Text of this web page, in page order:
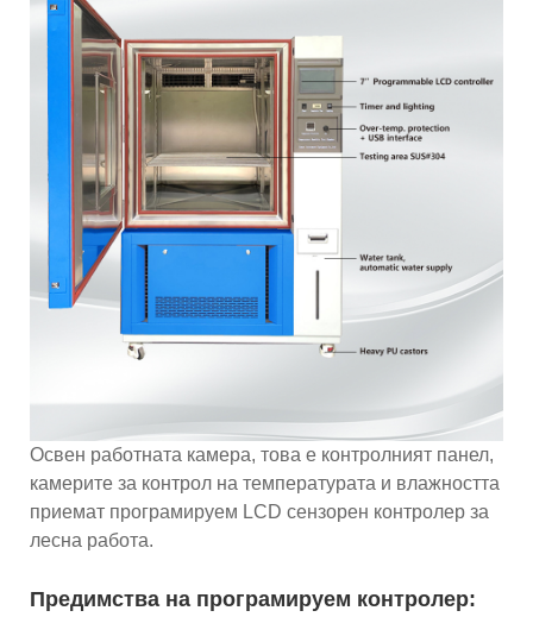
Освен работната камера, това е контролният панел,
камерите за контрол на температурата и влажността
приемат програмируем LCD сензорен контролер за
лесна работа.
Предимства на програмируем контролер: